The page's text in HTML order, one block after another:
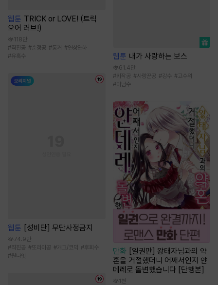
웹툰 TRICK or LOVE! (트릭
오어 러브!)
118만
#직진공 #순정공 #동거 #연상연하
#유혹수
웹툰 [성비단] 무단사정금지
74.9만
#직진공 #또라이공 # 개그/코믹 #후회수
#원나잇
웹툰 내가 사랑하는 보스
61.4만
#키작공 #사랑꾼공 #강수 #고수위
#미남수
만화 [일권만] 왕태자님과의 약
혼을 거절했더니 어째서인지 얀
데레로 돌변했습니다 [단행본]
1천